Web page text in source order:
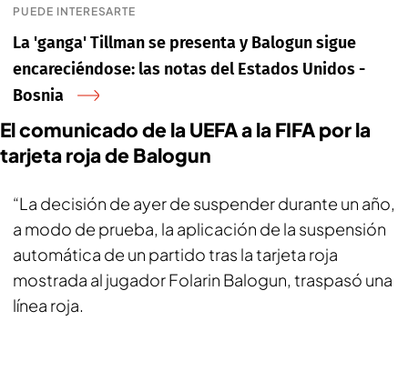
PUEDE INTERESARTE
La 'ganga' Tillman se presenta y Balogun sigue
encareciéndose: las notas del Estados Unidos -
Bosnia
El comunicado de la UEFA a la FIFA por la
tarjeta roja de Balogun
“La decisión de ayer de suspender durante un año,
a modo de prueba, la aplicación de la suspensión
automática de un partido tras la tarjeta roja
mostrada al jugador Folarin Balogun, traspasó una
línea roja.